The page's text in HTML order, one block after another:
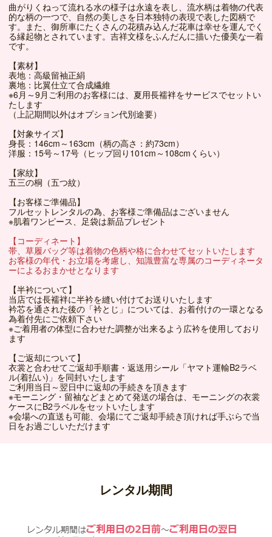
曲がりくねって流れる水の様子は永遠を表し、流水柄は着物の代表
的な柄の一つで、自然の美しさを日本独特の表現で表した図柄で
す。また、御所車にたくさんの花積み込んだ花車は幸せを運んでく
る縁起物とされています。吉祥文様をふんだんに描いた優美な一着
です。
【素材】
表地：高級留袖正絹
裏地：比翼仕立て合成繊維
※6月～9月ご利用のお客様には、夏用長襦袢をサービスでセットい
たします
（上記期間以外はオプション代別途要）
【対象サイズ】
身長：146cm～163cm（柄の高さ：約73cm）
洋服：15号～17号（ヒップ回り101cm～108cmくらい）
【家紋】
五三の桐（五つ紋）
【お客様ご準備品】
フルセットレンタルの為、お客様ご準備品はございません
※肌着ワンピース、足袋は新品プレゼント
【コーディネート】
帯、草履バッグ等は着物の色柄や格に合わせてセットいたします
お客様の年代・お立場を考慮し、知識豊富な専属のコーディネータ
ーによるおまかせとなります
【半衿について】
当店では長襦袢に半衿を縫い付けてお送りいたします
衿芯を通された後の「衿とじ」については、お着付けの一環となる
為着付先にご依頼下さい
※ご着用者の体型に合わせた調整が出来るよう広衿を使用しており
ます
【ご返却について】
衣裳と合わせてご返却手順書・返送用シール「ヤマト運輸B2ラベ
ル(着払い)」を同封いたします
ご利用当日～翌日中に返却の手続きを頂きます
※モーニング・留袖などまとめて発送の場合は、モーニングの衣裳
ケースにB2ラベルをセットいたします
※会場への直送も可能、会場にてご返却手続き頂ければ手ぶらで当
日をお過ごしいただけます
レンタル期間